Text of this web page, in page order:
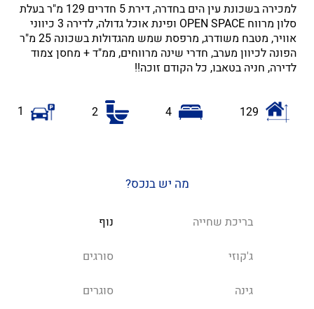
למכירה בשכונת עין הים בחדרה, דירת 5 חדרים 129 מ"ר בעלת
סלון מרווח OPEN SPACE ופינת אוכל גדולה, לדירה 3 כיווני
אוויר, מטבח משודרג, מרפסת שמש מהגדולות בשכונה 25 מ"ר
הפונה לכיוון מערב, חדרי שינה מרווחים, ממ"ד + מחסן צמוד
לדירה, חניה בטאבו, כל הקודם זוכה!!
129
4
2
1
מה יש בנכס?
בריכת שחייה נוף
ג'קוזי סורגים
גינה סוגרים